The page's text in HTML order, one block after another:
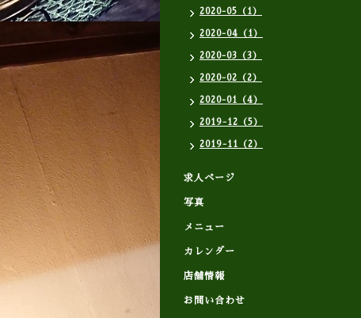
2020-05（1）
2020-04（1）
2020-03（3）
2020-02（2）
2020-01（4）
2019-12（5）
2019-11（2）
求人ページ
写真
メニュー
カレンダー
店舗情報
お問い合わせ